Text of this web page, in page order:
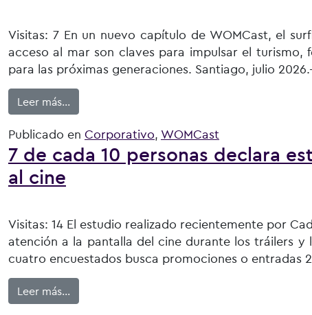
Visitas: 7 En un nuevo capítulo de WOMCast, el
acceso al mar son claves para impulsar el
para las próximas generaciones. Santiago, julio
Leer más…
Publicado en Corporativo, WOMCast
7 de cada 10 personas declara
al cine
Visitas: 14 El estudio realizado recientemente por
atención a la pantalla del cine durante los tráilers
cuatro encuestados busca promociones o entradas
Leer más…